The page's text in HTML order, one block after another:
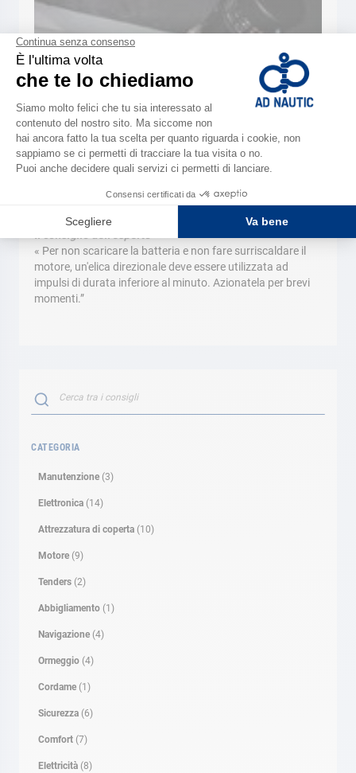
« Per non scaricare la batteria e non fare surriscaldare il
motore, un'elica direzionale deve essere utilizzata ad
impulsi di durata inferiore al minuto. Azionatela per brevi
momenti.”
SEARCH
CATEGORIA
Manutenzione (3)
Elettronica (14)
Attrezzatura di coperta (10)
Motore (9)
Tenders (2)
Abbigliamento (1)
Navigazione (4)
Ormeggio (4)
Cordame (1)
Sicurezza (6)
Comfort (7)
Elettricità (8)